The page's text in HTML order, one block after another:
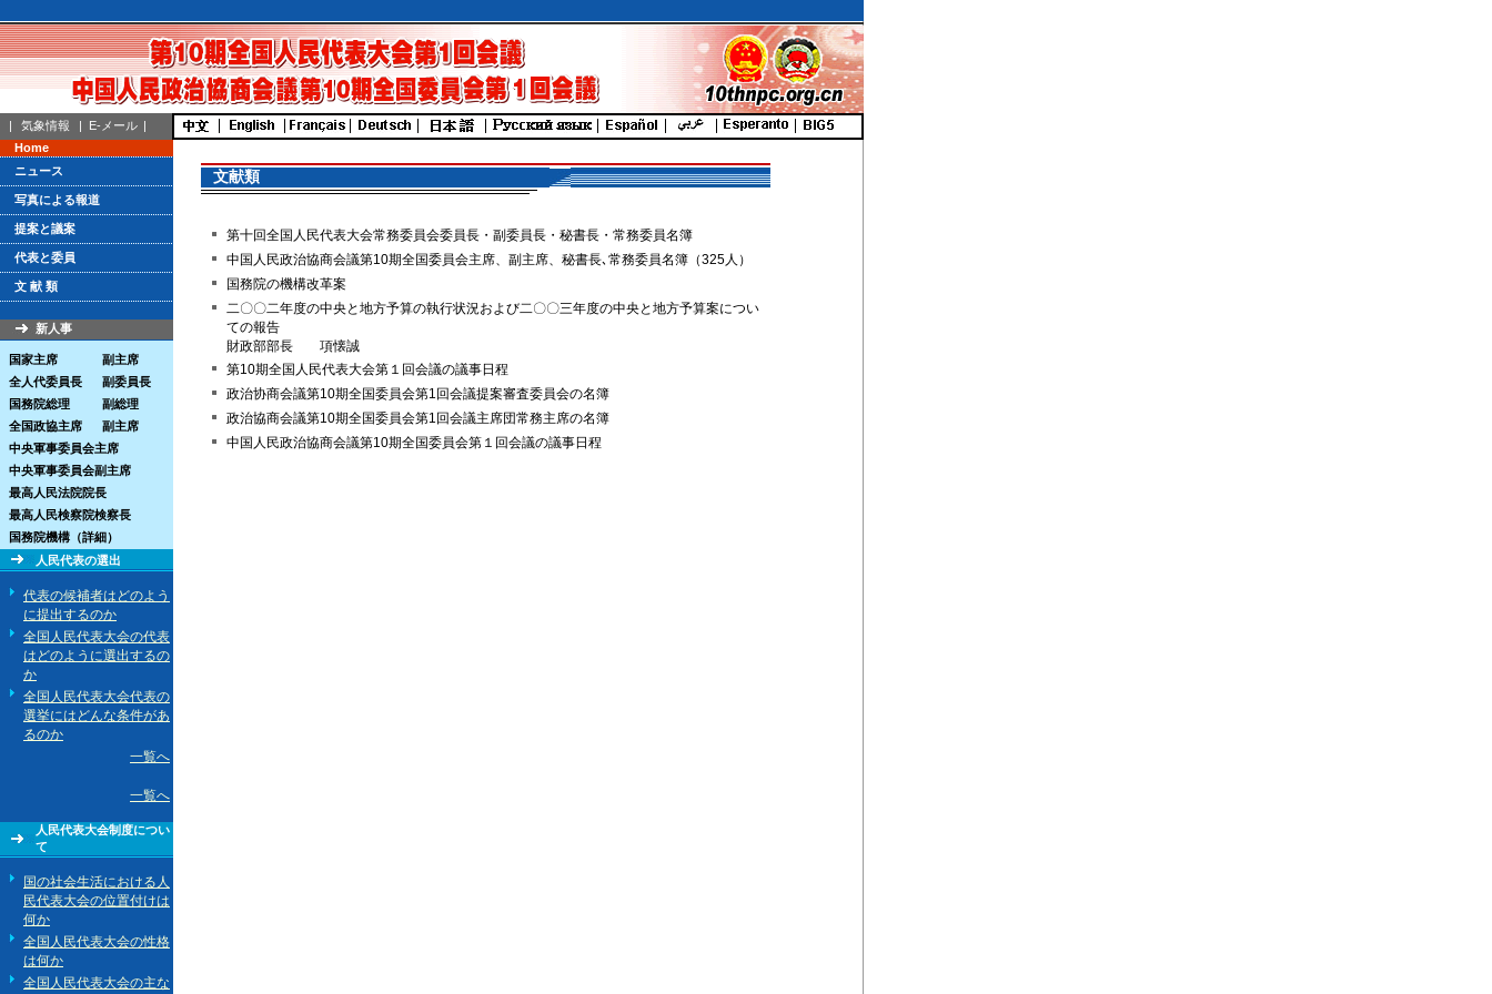
| 気象情報 | E-メール |
Home
ニュース
写真による報道
提案と議案
代表と委員
文 献 類
新人事
国家主席
副主席
全人代委員長
副委員長
国務院総理
副総理
全国政協主席
副主席
中央軍事委員会主席
中央軍事委員会副主席
最高人民法院院長
最高人民検察院検察長
国務院機構（詳細）
人民代表の選出
代表の候補者はどのよう
に提出するのか
全国人民代表大会の代表
はどのように選出するの
か
全国人民代表大会代表の
選挙にはどんな条件があ
るのか
一覧へ
一覧へ
人民代表大会制度につい
て
国の社会生活における人
民代表大会の位置付けは
何か
全国人民代表大会の性格
は何か
全国人民代表大会の主な
文献類
第十回全国人民代表大会常務委員会委員長・副委員長・秘書長・常務委員名簿
中国人民政治協商会議第10期全国委員会主席、副主席、秘書長､常務委員名簿（325人）
国務院の機構改革案
二〇〇二年度の中央と地方予算の執行状況および二〇〇三年度の中央と地方予算案につい
ての報告
財政部部長 項懐誠
第10期全国人民代表大会第１回会議の議事日程
政治协商会議第10期全国委員会第1回会議提案審査委員会の名簿
政治協商会議第10期全国委員会第1回会議主席団常務主席の名簿
中国人民政治協商会議第10期全国委員会第１回会議の議事日程